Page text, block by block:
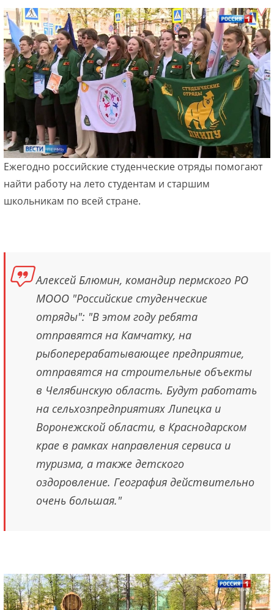
Ежегодно российские студенческие отряды помогают
найти работу на лето студентам и старшим
школьникам по всей стране.
Алексей Блюмин, командир пермского РО
МООО "Российские студенческие
отряды": "В этом году ребята
отправятся на Камчатку, на
рыбоперерабатывающее предприятие,
отправятся на строительные объекты
в Челябинскую область. Будут работать
на сельхозпредприятиях Липецка и
Воронежской области, в Краснодарском
крае в рамках направления сервиса и
туризма, а также детского
оздоровление. География действительно
очень большая."